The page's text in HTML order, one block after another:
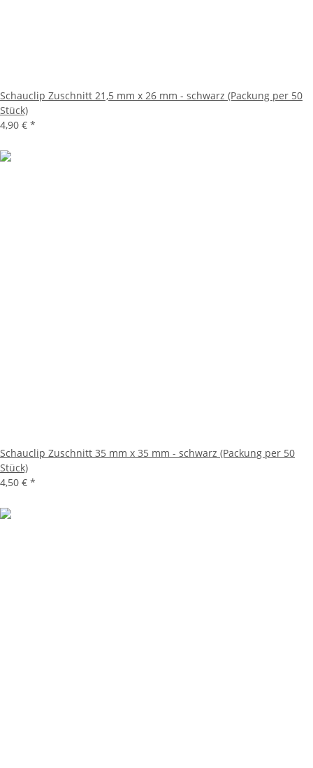
Schauclip Zuschnitt 21,5 mm x 26 mm - schwarz (Packung per 50
Stück)
4,90 € *
Schauclip Zuschnitt 35 mm x 35 mm - schwarz (Packung per 50
Stück)
4,50 € *